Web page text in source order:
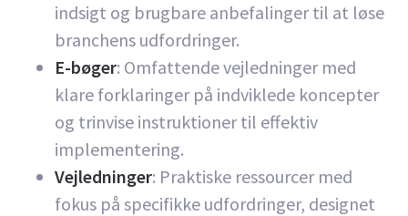
indsigt og brugbare anbefalinger til at løse
branchens udfordringer.
E-bøger: Omfattende vejledninger med
klare forklaringer på indviklede koncepter
og trinvise instruktioner til effektiv
implementering.
Vejledninger: Praktiske ressourcer med
fokus på specifikke udfordringer, designet